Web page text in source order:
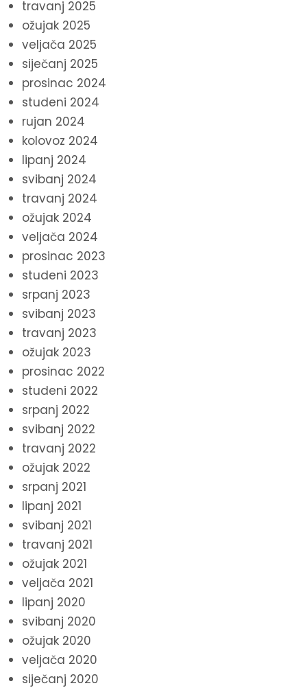
travanj 2025
ožujak 2025
veljača 2025
siječanj 2025
prosinac 2024
studeni 2024
rujan 2024
kolovoz 2024
lipanj 2024
svibanj 2024
travanj 2024
ožujak 2024
veljača 2024
prosinac 2023
studeni 2023
srpanj 2023
svibanj 2023
travanj 2023
ožujak 2023
prosinac 2022
studeni 2022
srpanj 2022
svibanj 2022
travanj 2022
ožujak 2022
srpanj 2021
lipanj 2021
svibanj 2021
travanj 2021
ožujak 2021
veljača 2021
lipanj 2020
svibanj 2020
ožujak 2020
veljača 2020
siječanj 2020